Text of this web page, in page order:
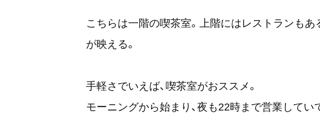
こちらは一階の喫茶室。上階にはレストランも
が映える。
手軽さでいえば、喫茶室がおススメ。
モーニングから始まり、夜も22時まで営業してい